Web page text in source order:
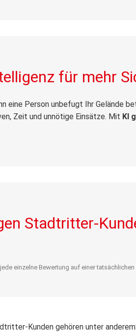
für mehr
eine Person unbefugt Ihr Gelände
Zeit und unnötige Einsätze. Mit KI
Stadtritter-
einzelne Bewertung auf einer
Kunden gehören unter anderem: